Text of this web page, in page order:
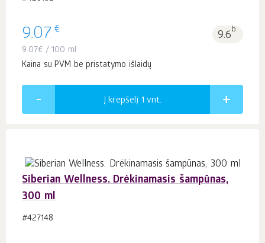
9.07 € 9.6b.
9.07€ / 100 ml
Kaina su PVM be pristatymo išlaidų
Į krepšelį 1 vnt.
Siberian Wellness. Drėkinamasis šampūnas,
300 ml
#427148